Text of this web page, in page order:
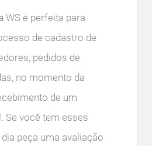
WS é perfeita para
de cadastro de
pedidos de
no momento da
de um
Se você tem esses
peça uma avaliação